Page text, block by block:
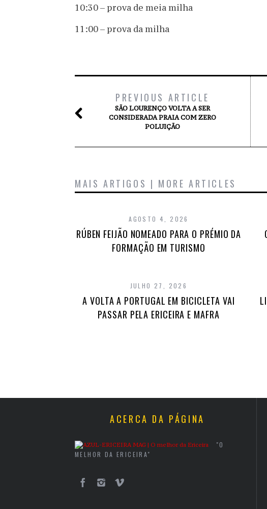
10:30 – prova de meia milha
11:00 – prova da milha
PREVIOUS ARTICLE
SÃO LOURENÇO VOLTA A SER
CONSIDERADA PRAIA COM ZERO
POLUIÇÃO
MAIS ARTIGOS | MORE ARTICLES
AGOSTO 4, 2026
RÚBEN FEIJÃO NOMEADO PARA O PRÉMIO DA
FORMAÇÃO EM TURISMO
JULHO 27, 2026
A VOLTA A PORTUGAL EM BICICLETA VAI
PASSAR PELA ERICEIRA E MAFRA
ACERCA DA PÁGINA
"O
MELHOR DA ERICEIRA"